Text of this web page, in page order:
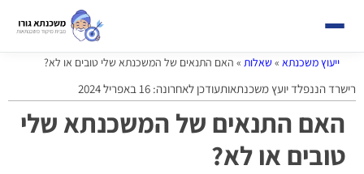
ייעוץ משכנתא » שאלות » האם התנאים של המשכנתא שלי טובים או לא?
רישרד הננפלד יועץ משכנתאותעודכן לאחרונה: 16 באפריל 2024
האם התנאים של המשכנתא שלי
טובים או לא?